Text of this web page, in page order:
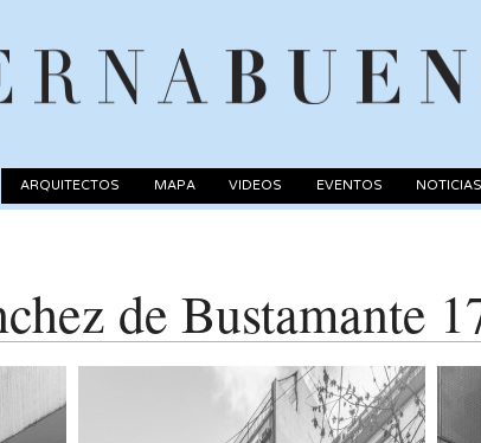
ARQUITECTOS MAPA VIDEOS EVENTOS NOTICIAS
de Bustamante